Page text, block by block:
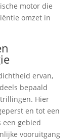
motor die
omzet in
ervan,
bepaald
Hier
en tot een
een gebied
vooruitgang